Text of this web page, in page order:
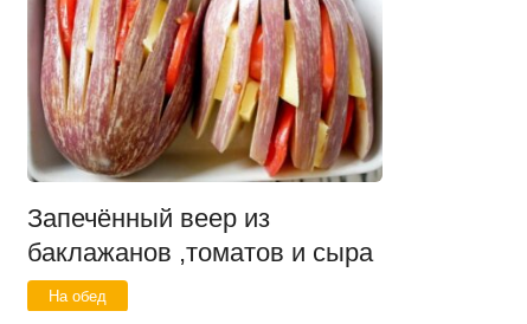
Запечённый веер из
баклажанов ,томатов и сыра
На обед